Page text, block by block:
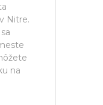
Nitre.
na